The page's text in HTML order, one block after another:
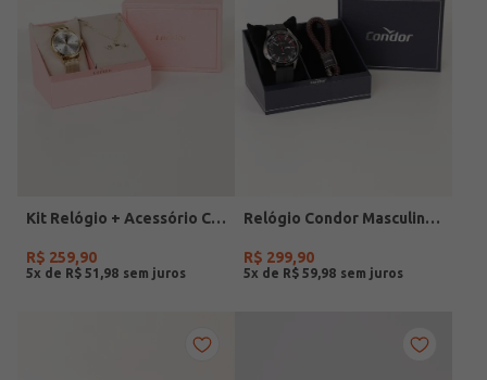
Kit Relógio + Acessório Condor Feminino DOURADO
R$ 259,90
5x de R$ 51 98
Relógio Condor Masculino PRETO
R$ 299,90
5x de R$ 59 98